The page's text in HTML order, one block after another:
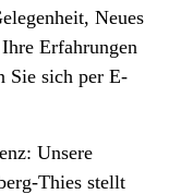
Neues
Erfahrungen
Sie sich per E-
Unsere
Thies stellt